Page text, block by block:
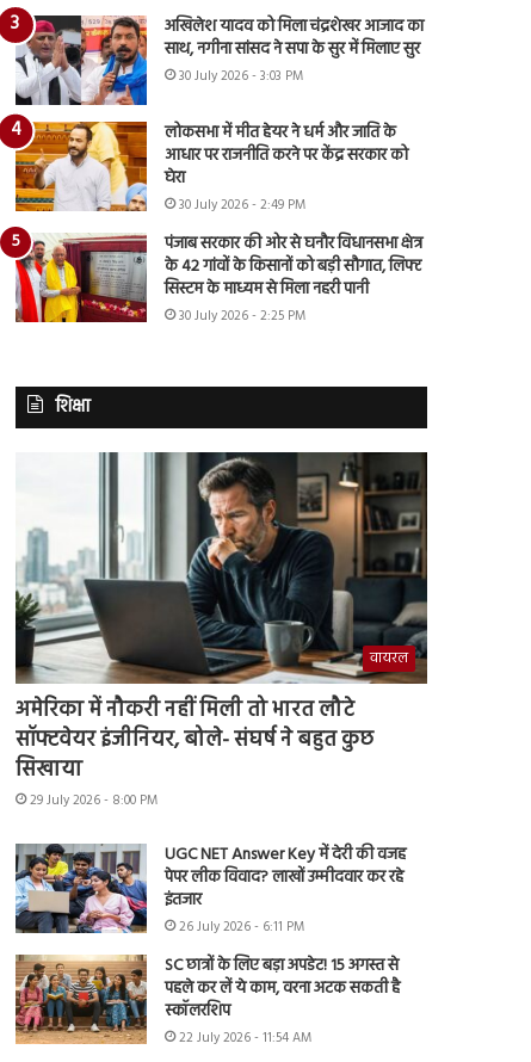
अखिलेश यादव को मिला चंद्रशेखर आजाद का
साथ, नगीना सांसद ने सपा के सुर में मिलाए सुर
30 July 2026 - 3:03 PM
लोकसभा में मीत हेयर ने धर्म और जाति के
आधार पर राजनीति करने पर केंद्र सरकार को
घेरा
30 July 2026 - 2:49 PM
पंजाब सरकार की ओर से घनौर विधानसभा क्षेत्र
के 42 गांवों के किसानों को बड़ी सौगात, लिफ्ट
सिस्टम के माध्यम से मिला नहरी पानी
30 July 2026 - 2:25 PM
शिक्षा
वायरल
अमेरिका में नौकरी नहीं मिली तो भारत लौटे
सॉफ्टवेयर इंजीनियर, बोले- संघर्ष ने बहुत कुछ
सिखाया
29 July 2026 - 8:00 PM
UGC NET Answer Key में देरी की वजह
पेपर लीक विवाद? लाखों उम्मीदवार कर रहे
इंतजार
26 July 2026 - 6:11 PM
SC छात्रों के लिए बड़ा अपडेट! 15 अगस्त से
पहले कर लें ये काम, वरना अटक सकती है
स्कॉलरशिप
22 July 2026 - 11:54 AM